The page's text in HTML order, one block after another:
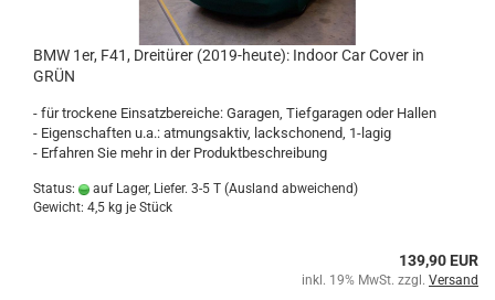
BMW 1er, F41, Dreitürer (2019-heute): Indoor Car Cover in
GRÜN
- für trockene Einsatzbereiche: Garagen, Tiefgaragen oder Hallen
- Eigenschaften u.a.: atmungsaktiv, lackschonend, 1-lagig
- Erfahren Sie mehr in der Produktbeschreibung
Status: auf Lager, Liefer. 3-5 T (Ausland abweichend)
Gewicht: 4,5 kg je Stück
139,90 EUR
inkl. 19% MwSt. zzgl. Versand